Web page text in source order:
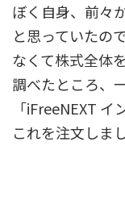
ぼく自身、前々
と思っていたの
なくて株式全体
調べたところ、
「iFreeNEXT イ
これを注文しま